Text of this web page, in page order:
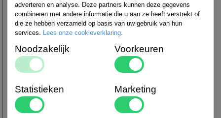
Bones Reds bearings 608 8 pack Bones Super reds lagers 8 pack
adverteren en analyse. Deze partners kunnen deze gegevens
combineren met andere informatie die u aan ze heeft verstrekt of
die ze hebben verzameld op basis van uw gebruik van hun
services. Lees onze cookieverklaring
Noodzakelijk Voorkeuren
Statistieken Marketing